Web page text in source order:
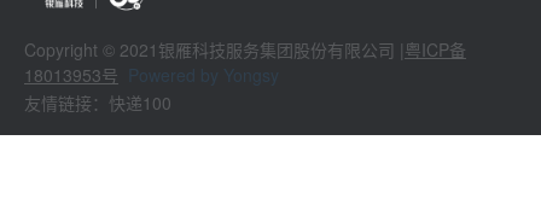
Copyright © 2021银雁科技服务集团股份有限公司 |粤ICP备
18013953号 Powered by Yongsy
友情链接：快递100